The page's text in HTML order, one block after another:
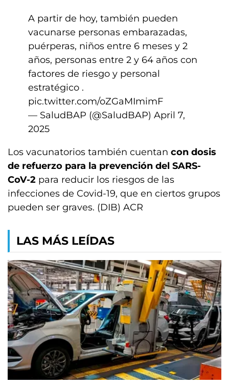
A partir de hoy, también pueden
vacunarse personas embarazadas,
puérperas, niños entre 6 meses y 2
años, personas entre 2 y 64 años con
factores de riesgo y personal
estratégico .
pic.twitter.com/oZGaMImimF
— SaludBAP (@SaludBAP) April 7,
2025
Los vacunatorios también cuentan con dosis
de refuerzo para la prevención del SARS-
CoV-2 para reducir los riesgos de las
infecciones de Covid-19, que en ciertos grupos
pueden ser graves. (DIB) ACR
LAS MÁS LEÍDAS